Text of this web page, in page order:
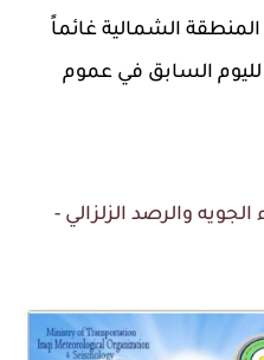
الشمالية غائماً
لليوم السابق في عموم
الجويه والرصد الزلزالي -